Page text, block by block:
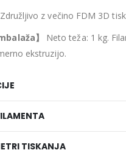
Združljivo z večino FDM 3D
】
Neto teža: 1 kg.
ekstruzijo.
TISKANJA